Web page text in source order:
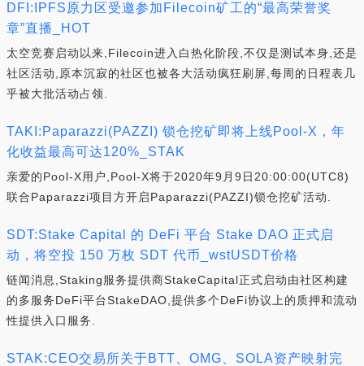
DFI:IPFS原力区受邀参加Filecoin矿工的“最高荣誉奖
章”直播_HOT
太空竞赛启动以来,Filecoin进入白热化阶段,不仅是测试本身,还是
社区活动,原本沉寂的社区也被各大活动疯狂刷屏,每周的日程表几
乎被大批活动占领.
TAKI:Paparazzi(PAZZI) 锁仓挖矿即将上线Pool-X，年
化收益最高可达120%_STAK
亲爱的Pool-X用户,Pool-X将于2020年9月9日20:00:00(UTC8)
联合Paparazzi项目方开启Paparazzi(PAZZI)锁仓挖矿活动.
SDT:Stake Capital 的 DeFi 平台 Stake DAO 正式启
动，将空投 150 万枚 SDT 代币_wstUSDT价格
链闻消息,Staking服务提供商StakeCapital正式启动由社区构建
的多服务DeFi平台StakeDAO,提供多个DeFi协议上的质押和流动
性提供入口服务.
STAK:CEO交易所关于BTT、OMG、SOLA资产映射完